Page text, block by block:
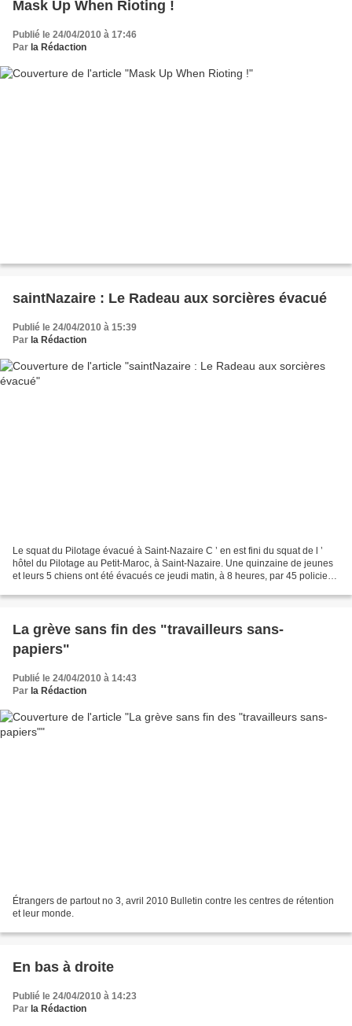
Mask Up When Rioting !
Publié le 24/04/2010 à 17:46
Par la Rédaction
saintNazaire : Le Radeau aux sorcières évacué
Publié le 24/04/2010 à 15:39
Par la Rédaction
Le squat du Pilotage évacué à Saint-Nazaire C ’ en est fini du squat de l ’
hôtel du Pilotage au Petit-Maroc, à Saint-Nazaire. Une quinzaine de jeunes
et leurs 5 chiens ont été évacués ce jeudi matin, à 8 heures, par 45 policiers
La grève sans fin des "travailleurs sans-
papiers"
Publié le 24/04/2010 à 14:43
Par la Rédaction
Étrangers de partout no 3, avril 2010 Bulletin contre les centres de rétention
et leur monde.
En bas à droite
Publié le 24/04/2010 à 14:23
Par la Rédaction